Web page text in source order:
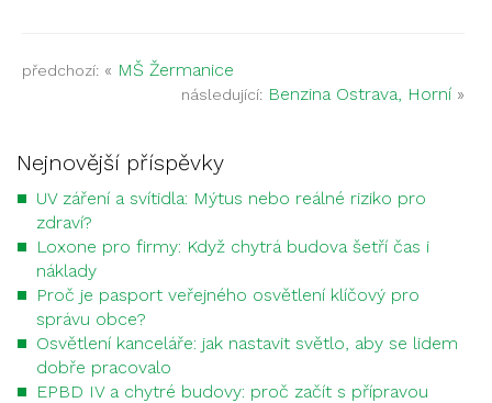
předchozí: « MŠ Žermanice
následující: Benzina Ostrava, Horní »
Nejnovější příspěvky
UV záření a svítidla: Mýtus nebo reálné riziko pro
zdraví?
Loxone pro firmy: Když chytrá budova šetří čas i
náklady
Proč je pasport veřejného osvětlení klíčový pro
správu obce?
Osvětlení kanceláře: jak nastavit světlo, aby se lidem
dobře pracovalo
EPBD IV a chytré budovy: proč začít s přípravou